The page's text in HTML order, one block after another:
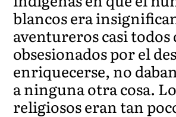
blancos era
aventureros casi todos
obsesionados por el
enriquecerse, no
a ninguna otra cosa.
religiosos eran tan